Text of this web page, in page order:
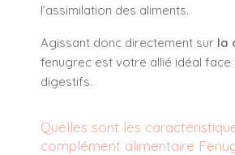
l’assimilation des aliments.
Agissant donc directement sur la
fenugrec est votre allié idéal face
digestifs.
Quelles sont les
complément alimentaire